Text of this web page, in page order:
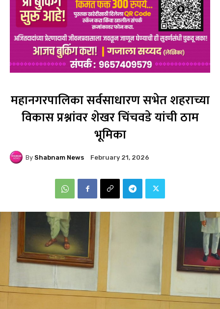
महानगरपालिका सर्वसाधारण सभेत शहराच्या
विकास प्रश्नांवर शेखर चिंचवडे यांची ठाम
भूमिका
By Shabnam News February 21, 2026